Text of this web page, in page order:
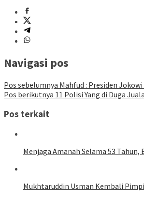
Navigasi pos
Pos sebelumnya Mahfud : Presiden
Pos berikutnya 11 Polisi Yang di Duga
Pos terkait
Menjaga Amanah Selama 53
Mukhtaruddin Usman Kembali